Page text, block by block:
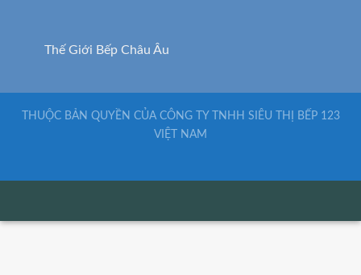
Thế Giới Bếp Châu Âu
THUỘC BẢN QUYỀN CỦA CÔNG TY TNHH SIÊU THỊ BẾP 123
VIỆT NAM